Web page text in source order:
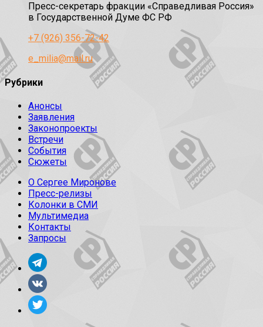
Пресс-секретарь фракции «Справедливая Россия»
в Государственной Думе ФС РФ
+7 (926) 356-72-42
e_milia@mail.ru
Рубрики
Анонсы
Заявления
Законопроекты
Встречи
События
Сюжеты
О Сергее Миронове
Пресс-релизы
Колонки в СМИ
Мультимедиа
Контакты
Запросы